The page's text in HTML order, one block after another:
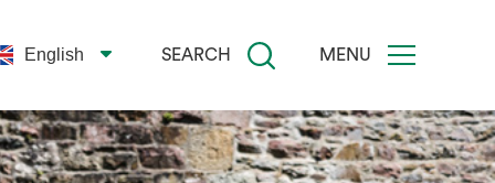
English SEARCH MENU